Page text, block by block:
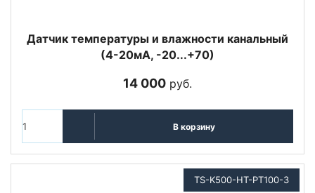
Датчик температуры и влажности канальный
(4-20мА, -20...+70)
14 000 руб.
В корзину
TS-K500-HT-PT100-3